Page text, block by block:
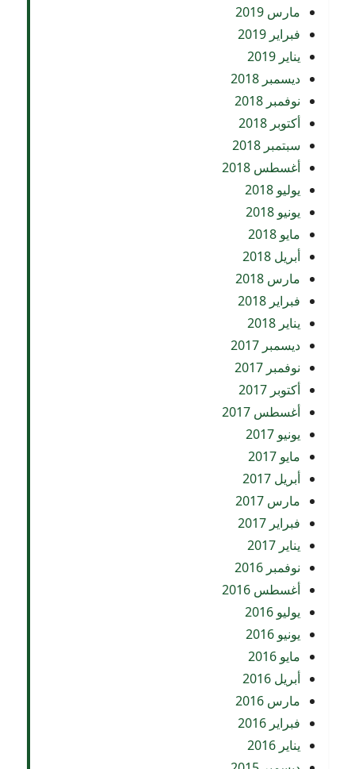
مارس 2019
فبراير 2019
يناير 2019
ديسمبر 2018
نوفمبر 2018
أكتوبر 2018
سبتمبر 2018
أغسطس 2018
يوليو 2018
يونيو 2018
مايو 2018
أبريل 2018
مارس 2018
فبراير 2018
يناير 2018
ديسمبر 2017
نوفمبر 2017
أكتوبر 2017
أغسطس 2017
يونيو 2017
مايو 2017
أبريل 2017
مارس 2017
فبراير 2017
يناير 2017
نوفمبر 2016
أغسطس 2016
يوليو 2016
يونيو 2016
مايو 2016
أبريل 2016
مارس 2016
فبراير 2016
يناير 2016